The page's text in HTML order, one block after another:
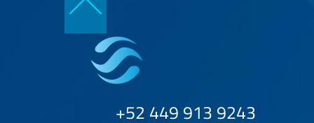
Back
Top
+52 449 913 9243